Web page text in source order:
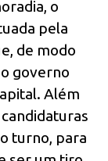
o
pela
de modo
governo
Além
turno, para